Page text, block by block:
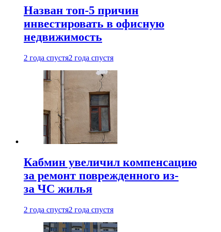
Назван топ-5 причин
инвестировать в офисную
недвижимость
2 года спустя2 года спустя
Кабмин увеличил компенсацию
за ремонт поврежденного из-
за ЧС жилья
2 года спустя2 года спустя